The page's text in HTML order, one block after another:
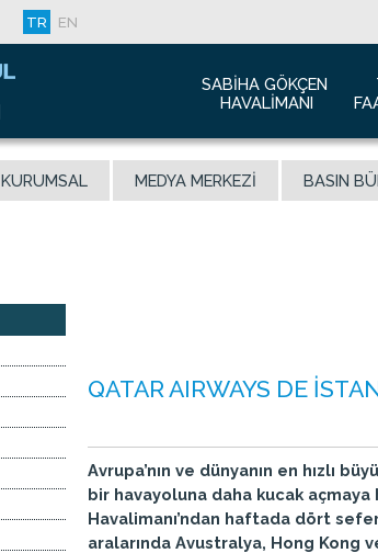
TR EN
SABIHA GÖKÇEN
HAVALIMANI
Hakkımızda
Havalimanı Trafik
Malaysia Airports
KURUMSAL MEDYA MERKEZI BASIN
QATAR AIRWAYS DE
Avrupa’nın ve dünyanın en hızlı
bir havayoluna daha kucak açmaya
Havalimanı’ndan haftada dört
aralarında Avustralya, Hong Kong